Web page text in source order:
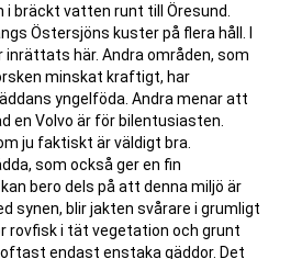
i bräckt vatten runt till Öresund.
Östersjöns kuster på flera håll. I
här. Andra områden, som
minskat kraftigt, har
yngelföda. Andra menar att
en Volvo är för bilentusiasten.
ju faktiskt är väldigt bra.
som också ger en fin
bero dels på att denna miljö är
synen, blir jakten svårare i grumligt
rovfisk i tät vegetation och grunt
endast enstaka gäddor. Det